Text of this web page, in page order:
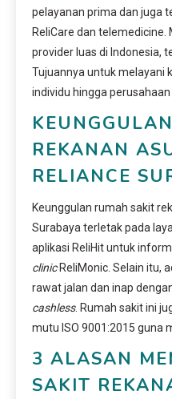
pelayanan prima dan juga
ReliCare dan
provider luas di Indonesia,
Tujuannya untuk melayani
individu hingga perusahaan
REKANAN
RELIANCE
Keunggulan rumah sakit
Surabaya terletak pada
aplikasi ReliHit untuk
clinicReliMonic. Selain itu,
rawat jalan dan inap
cashless. Rumah sakit ini
mutu ISO 9001:2015 guna
3 ALASAN
SAKIT